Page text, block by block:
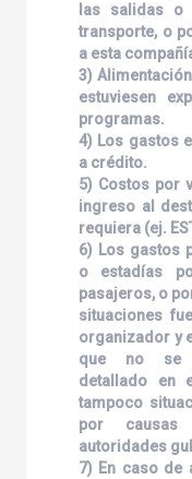
las salidas
transporte, o
a esta
3)
estuviesen
programas.
4) Los gastos
a crédito.
5) Costos por
ingreso al
requiera (ej.
6) Los gastos
o estadías
pasajeros, o
situaciones
organizador y
que no se
detallado en
tampoco
por causas
autoridades
7) En caso de